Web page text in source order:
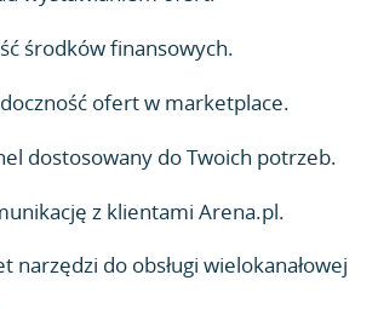
środków finansowych.
ofert w marketplace.
dostosowany do Twoich potrzeb.
z klientami Arena.pl.
narzędzi do obsługi wielokanałowej